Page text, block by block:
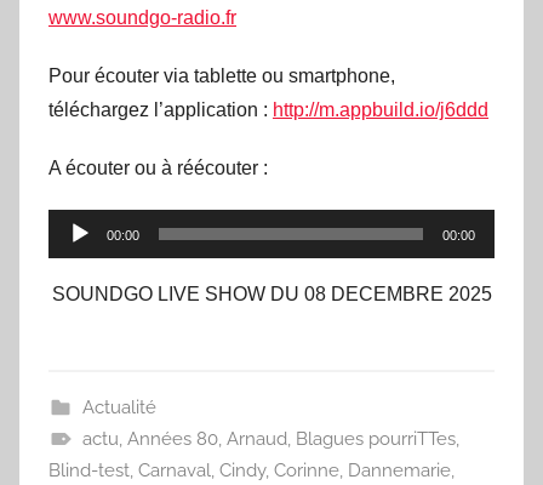
www.soundgo-radio.fr
Pour écouter via tablette ou smartphone,
téléchargez l’application : http://m.appbuild.io/j6ddd
A écouter ou à réécouter :
Lecteur
audio
00:00 00:00
SOUNDGO LIVE SHOW DU 08 DECEMBRE 2025
Actualité
actu, Années 80, Arnaud, Blagues pourriTTes,
Blind-test, Carnaval, Cindy, Corinne, Dannemarie,